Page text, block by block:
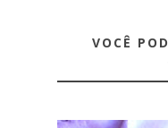
VOCÊ